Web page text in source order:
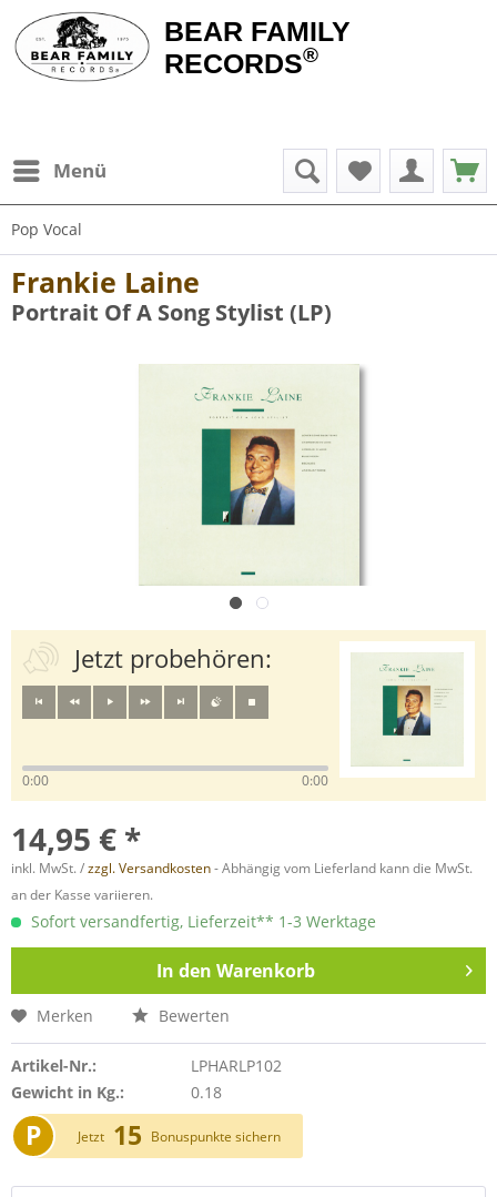
BEAR FAMILY
RECORDS®
Menü
Pop Vocal
Frankie Laine
Portrait Of A Song Stylist (LP)
Jetzt probehören:
0:00 0:00
14,95 € *
inkl. MwSt. /zzgl. Versandkosten- Abhängig vom Lieferland kann die MwSt.
an der Kasse variieren.
Sofort versandfertig, Lieferzeit** 1-3 Werktage
In den Warenkorb
Merken Bewerten
Artikel-Nr.:
LPHARLP102
Gewicht in Kg.:
0.18
P Jetzt 15 Bonuspunkte sichern